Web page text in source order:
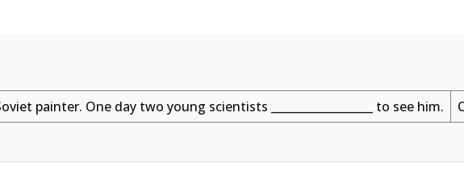
painter. One day two young scientists to see him.